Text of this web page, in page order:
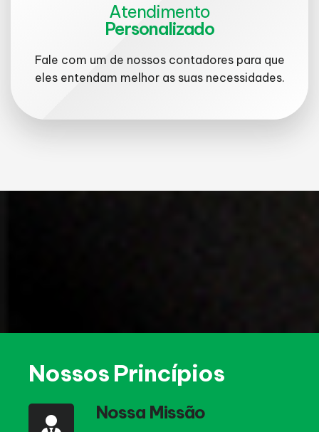
Atendimento
Personalizado
Fale com um de nossos contadores para que
eles entendam melhor as suas necessidades.
Nossos Princípios
Nossa Missão